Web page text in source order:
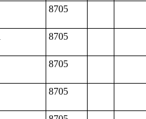
8705
8705
8705
8705